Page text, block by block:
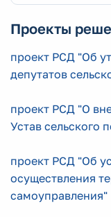
Проекты
проект РСД "Об
депутатов
проект РСД "О
Устав сельского
проект РСД "Об
осуществления
самоуправления"